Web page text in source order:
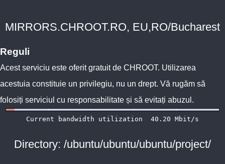
MIRRORS.CHROOT.RO, EU,RO/Bucharest
Reguli
Acest serviciu este oferit gratuit de CHROOT. Utilizarea
acestuia constituie un privilegiu, nu un drept. Vă rugăm să
folosiți serviciul cu responsabilitate și să evitați abuzul.
Directory: /ubuntu/ubuntu/ubuntu/project/